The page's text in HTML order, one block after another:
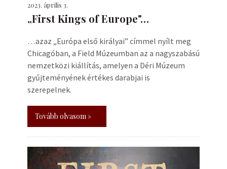
2023. április 3.
„First Kings of Europe"…
…azaz „Európa első királyai” címmel nyílt meg
Chicagóban, a Field Múzeumban az a nagyszabású
nemzetközi kiállítás, amelyen a Déri Múzeum
gyűjteményének értékes darabjai is
szerepelnek.
Tovább olvasom »